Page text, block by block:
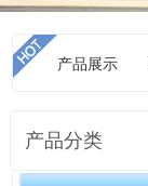
产品展示
产品分类